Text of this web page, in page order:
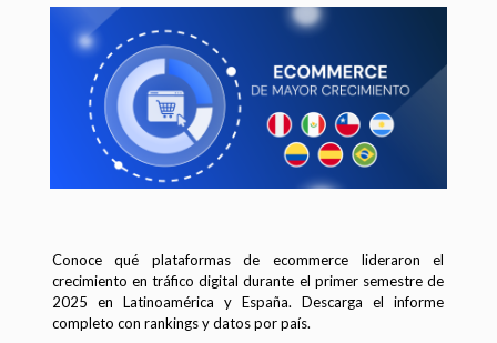
Conoce qué plataformas de ecommerce lideraron el
crecimiento en tráfico digital durante el primer semestre de
2025 en Latinoamérica y España. Descarga el informe
completo con rankings y datos por país.